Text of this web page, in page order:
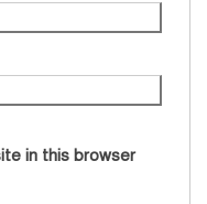
in this browser